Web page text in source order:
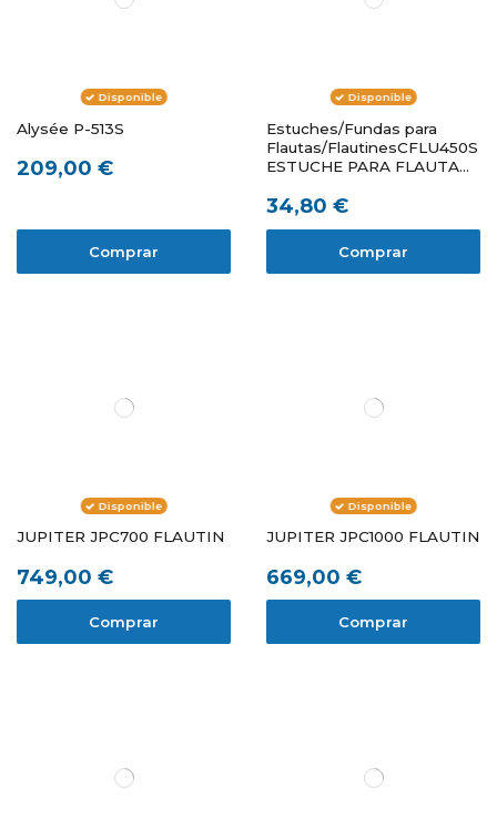
Disponible
Alysée P-513S
209,00 €
Comprar
Disponible
Estuches/Fundas para
Flautas/FlautinesCFLU450S
ESTUCHE PARA FLAUTA
34,80 €
Comprar
Disponible
JUPITER JPC700 FLAUTIN
749,00 €
Comprar
Disponible
JUPITER JPC1000 FLAUTIN
669,00 €
Comprar